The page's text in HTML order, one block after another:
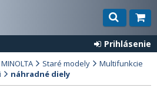
Prihlásenie
Staré modely
Multifunkcie
náhradné diely